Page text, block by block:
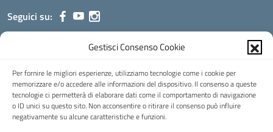
Gestisci Consenso Cookie
Per fornire le migliori esperienze, utilizziamo tecnologie come i cookie per
memorizzare e/o accedere alle informazioni del dispositivo. Il consenso a queste
tecnologie ci permetterà di elaborare dati come il comportamento di navigazione
o ID unici su questo sito. Non acconsentire o ritirare il consenso può influire
negativamente su alcune caratteristiche e funzioni.
Seguici su:
Viale Aldo Moro, 51 - 24021 Albino (Bg)
Posta elettronica certificata (PEC):bgis00900b@pec.istruzione.it
Codice fiscale: 95002390169
Codice meccanografico:BGIS00900B